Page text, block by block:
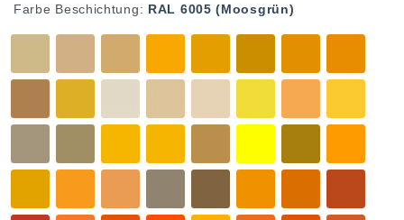
Farbe Beschichtung: RAL 6005 (Moosgrün)